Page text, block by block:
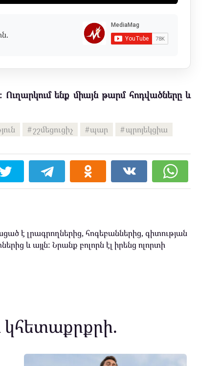
Ուղարկում ենք միայն թարմ հոդվածները և
շշմեցուցիչ պար պրոյեկցիա
է լրագրողներից, հոգեբաններից, գիտության
և այլն: Նրանք բոլորն էլ իրենց ոլորտի